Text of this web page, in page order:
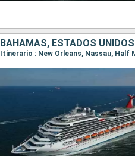
BAHAMAS, ESTADOS UNIDOS
Itinerario : New Orleans, Nassau, Half